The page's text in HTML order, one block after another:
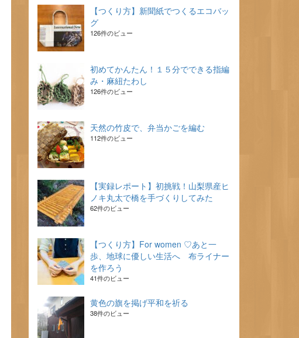
【つくり方】新聞紙でつくるエコバッ
グ
126件のビュー
初めてかんたん！１５分でできる指編
み・麻紐たわし
126件のビュー
天然の竹皮で、弁当かごを編む
112件のビュー
【実録レポート】初挑戦！山梨県産ヒ
ノキ丸太で橋を手づくりしてみた
62件のビュー
【つくり方】For women ♡あと一
歩、地球に優しい生活へ 布ライナー
を作ろう
41件のビュー
黄色の旗を掲げ平和を祈る
38件のビュー